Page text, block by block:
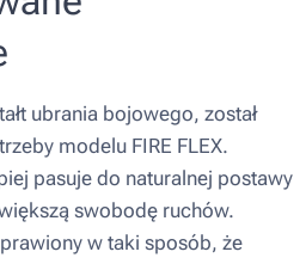
ubrania bojowego, został
modelu FIRE FLEX.
pasuje do naturalnej postawy
swobodę ruchów.
w taki sposób, że